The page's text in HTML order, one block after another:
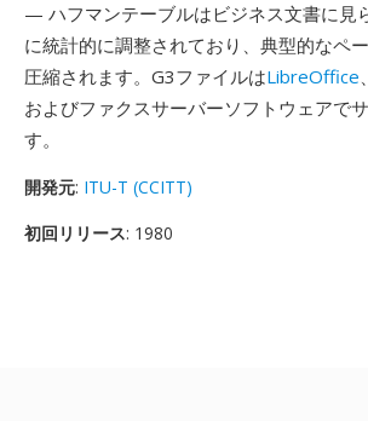
— ハフマンテーブルはビジネス文書に見
に統計的に調整されており、典型的なペ
圧縮されます。G3ファイルはLibreOffice
およびファクスサーバーソフトウェアで
す。
開発元: ITU-T (CCITT)
初回リリース: 1980